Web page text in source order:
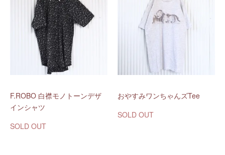
F.ROBO 白襟モノトーンデザ
インシャツ
SOLD OUT
おやすみワンちゃんズTee
SOLD OUT